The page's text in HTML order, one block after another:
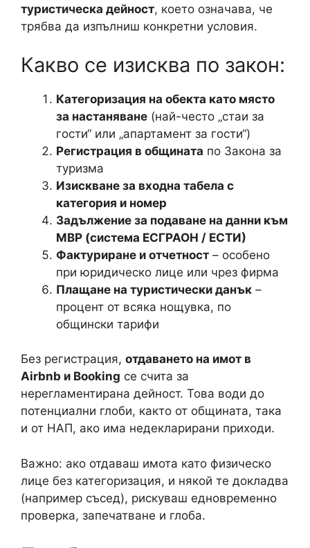
туристическа дейност, което означава, че
трябва да изпълниш конкретни условия.
Какво се изисква по закон:
Категоризация на обекта като място
за настаняване (най-често „стаи за
гости“ или „апартамент за гости“)
Регистрация в общината по Закона за
туризма
Изискване за входна табела с
категория и номер
Задължение за подаване на данни към
МВР (система ЕСГРАОН / EСТИ)
Фактуриране и отчетност – особено
при юридическо лице или чрез фирма
Плащане на туристически данък –
процент от всяка нощувка, по
общински тарифи
Без регистрация, отдаването на имот в
Airbnb и Booking се счита за
нерегламентирана дейност. Това води до
потенциални глоби, както от общината, така
и от НАП, ако има недекларирани приходи.
Важно: ако отдаваш имота като физическо
лице без категоризация, и някой те докладва
(например съсед), рискуваш едновременно
проверка, запечатване и глоба.